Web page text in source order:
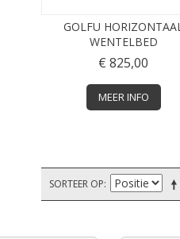
GOLFU HORIZONTAAL
WENTELBED
€ 825,00
MEER INFO
SORTEER OP